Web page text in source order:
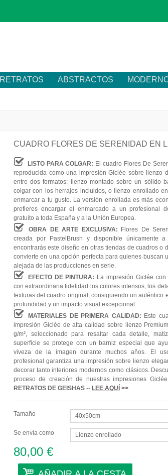
RETRATOS ABSTRACTOS
CUADRO FLORES DE SERENIDAD EN
LISTO PARA COLGAR: El cuadro Flores De
reproducida como una impresión Giclée sobre lienzo
entre dos formatos: lienzo montado sobre un sólido
colgar con los herrajes incluidos, o lienzo enrollado
enmarcar a tu gusto. La versión enrollada es más
prefieres encargar el enmarcado a un profesional
gratuito a toda España y a la Unión Europea.
OBRA DE ARTE EXCLUSIVA: Flores De
creada por PastelBrush y disponible únicamente
encontrarás este diseño en otras tiendas de cuadros o
convierte en una opción perfecta para quienes buscan
alejada de las producciones en serie.
EFECTO DE PINTURA: La impresión Giclée
con extraordinaria fidelidad los colores intensos, los
texturas del cuadro original, consiguiendo un auténtico
profundidad y un impacto visual excepcional.
MATERIALES DE PRIMERA CALIDAD: Este
impresión Giclée de alta calidad sobre lienzo
g/m², seleccionado para resaltar cada detalle,
superficie se protege con un barniz especial que
viveza de la imagen durante muchos años. El
profesional garantiza una impresión sobre lienzo
decorar tanto interiores modernos como clásicos.
proceso de creación de nuestras impresiones
RETRATOS DE GEISHAS-- LEE AQUÍ>>
Tamaño 40x50cm
Se envía como Lienzo enrollado
80,00 €